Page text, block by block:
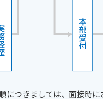
につきましては、面接時に